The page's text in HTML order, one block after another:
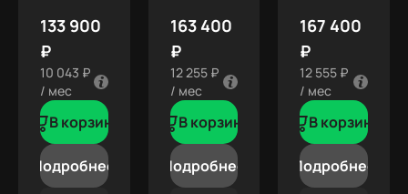
X5
133 900
₽
10 043 ₽
/ мес
В корзину
Подробнее
X7
163 400
₽
12 255 ₽
/ мес
В корзину
Подробнее
X7
SNOW
167 400
₽
12 555 ₽
/ мес
В корзину
Подробнее